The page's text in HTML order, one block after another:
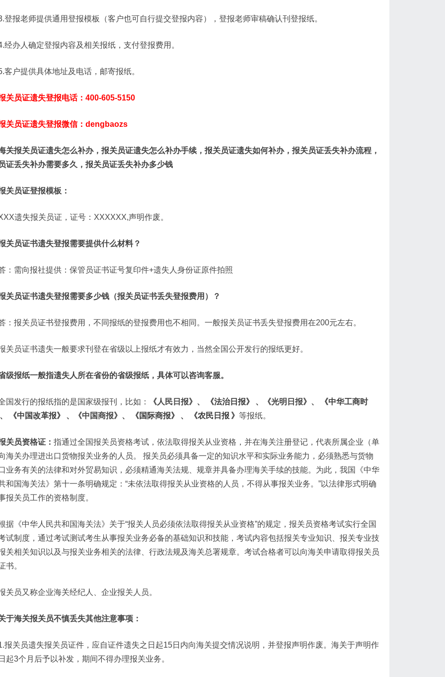
登报老师提供通用登报模板（客户也可自行提交登报内容），登报老师审稿确认刊登报纸。
经办人确定登报内容及相关报纸，支付登报费用。
客户提供具体地址及电话，邮寄报纸。
关员证遗失登报电话：400-605-5150
关员证遗失登报微信：dengbaozs
关报关员证遗失怎么补办，报关员证遗失怎么补办手续，报关员证遗失如何补办，报关员证丢失补办流程，
证丢失补办需要多久，报关员证丢失补办多少钱
关员证登报模板：
遗失报关员证，证号：XXXXXX,声明作废。
关员证书遗失登报需要提供什么材料？
：需向报社提供：保管员证书证号复印件+遗失人身份证原件拍照
关员证书遗失登报需要多少钱（报关员证书丢失登报费用）？
：报关员证书登报费用，不同报纸的登报费用也不相同。一般报关员证书丢失登报费用在200元左右。
关员证书遗失一般要求刊登在省级以上报纸才有效力，当然全国公开发行的报纸更好。
级报纸一般指遗失人所在省份的省级报纸，具体可以咨询客服。
国发行的报纸指的是国家级报刊，比如： 《人民日报》、 《法治日报》 、《光明日报》、
《中华工商时
、
《中国改革报》 、《中国商报》、 《国际商报》 、 《农民日报 》 等报纸。
关员资格证： 指通过全国报关员资格考试，依法取得报关从业资格，并在海关注册登记，代表所属企业（单
海关办理进出口货物报关业务的人员。 报关员必须具备一定的知识水平和实际业务能力，必须熟悉与货物
业务有关的法律和对外贸易知识，必须精通海关法规、规章并具备办理海关手续的技能。为此，我国《中华
和国海关法》第十一条明确规定：“未依法取得报关从业资格的人员，不得从事报关业务。”以法律形式明确
报关员工作的资格制度。
据《中华人民共和国海关法》关于“报关人员必须依法取得报关从业资格”的规定，报关员资格考试实行全国
试制度，通过考试测试考生从事报关业务必备的基础知识和技能，考试内容包括报关专业知识、报关专业技
关相关知识以及与报关业务相关的法律、行政法规及海关总署规章。考试合格者可以向海关申请取得报关员
书。
关员又称企业海关经纪人、企业报关人员。
于海关报关员不慎丢失其他注意事项：
报关员遗失报关员证件，应自证件遗失之日起15日内向海关提交情况说明，并登报声明作废。海关于声明作
起3个月后予以补发，期间不得办理报关业务。